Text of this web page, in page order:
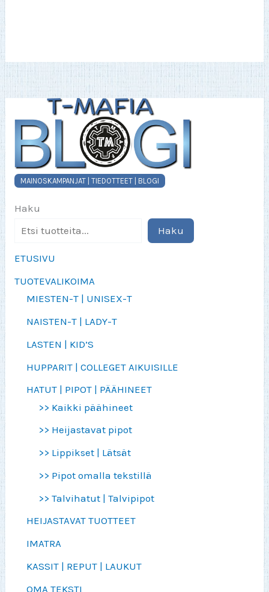
MAINOSKAMPANJAT | TIEDOTTEET | BLOGI
Haku
Haku
ETUSIVU
TUOTEVALIKOIMA
MIESTEN-T | UNISEX-T
NAISTEN-T | LADY-T
LASTEN | KID’S
HUPPARIT | COLLEGET AIKUISILLE
HATUT | PIPOT | PÄÄHINEET
>> Kaikki päähineet
>> Heijastavat pipot
>> Lippikset | Lätsät
>> Pipot omalla tekstillä
>> Talvihatut | Talvipipot
HEIJASTAVAT TUOTTEET
IMATRA
KASSIT | REPUT | LAUKUT
OMA TEKSTI
valinnat
tuotteen
sivulla.